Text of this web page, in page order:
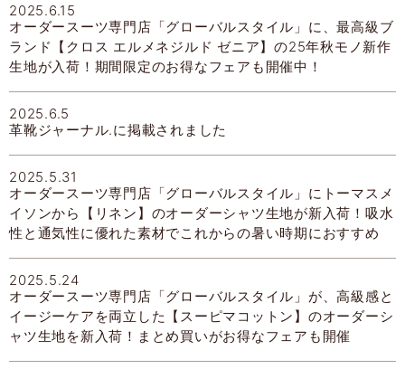
2025.6.15
オーダースーツ専門店「グローバルスタイル」に、最高級ブ
ランド【クロス エルメネジルド ゼニア】の25年秋モノ新作
生地が入荷！期間限定のお得なフェアも開催中！
2025.6.5
革靴ジャーナル.に掲載されました
2025.5.31
オーダースーツ専門店「グローバルスタイル」にトーマスメ
イソンから【リネン】のオーダーシャツ生地が新入荷！吸水
性と通気性に優れた素材でこれからの暑い時期におすすめ
2025.5.24
オーダースーツ専門店「グローバルスタイル」が、高級感と
イージーケアを両立した【スーピマコットン】のオーダーシ
ャツ生地を新入荷！まとめ買いがお得なフェアも開催